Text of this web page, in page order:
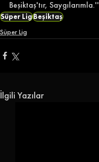
Beşiktaş'tır, Saygılarımla.''
Süper LigBeşiktaş
Süper Lig
İlgili Yazılar